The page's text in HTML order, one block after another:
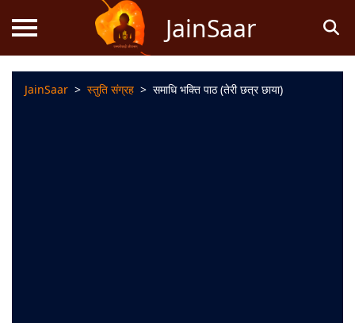
स्तोत्र
JainSaar
JainSaar > स्तुति संग्रह > समाधि भक्ति पाठ (तेरी छत्र छाया)